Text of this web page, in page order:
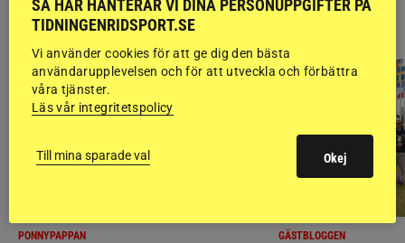
RIDSPORT
BLOGGAR
PONNYPAPPAN GÄSTBLOGGEN
SÅ HÄR HANTERAR VI DINA PERSONUPPGIFTER PÅ
TIDNINGENRIDSPORT.SE
Vi använder cookies för att ge dig den bästa
användarupplevelsen och för att utveckla och förbättra
våra tjänster.
Läs vår integritetspolicy
Till mina sparade val Okej